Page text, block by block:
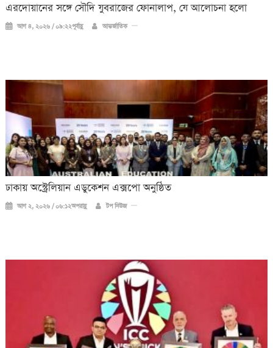
এরদোয়ানের সঙ্গে সৌদি যুবরাজের ফোনালাপ, যে আলোচনা হলো
আগ ৪, ২০২৬ / ০৯:২২পূর্বাহ্ণ আন্তর্জাতিক
ঢাকায় অস্ট্রেলিয়ান এডুকেশন এক্সপো অনুষ্ঠিত
আগ ২, ২০২৬ / ০৬:১২অপরাহ্ণ টপ নিউজ